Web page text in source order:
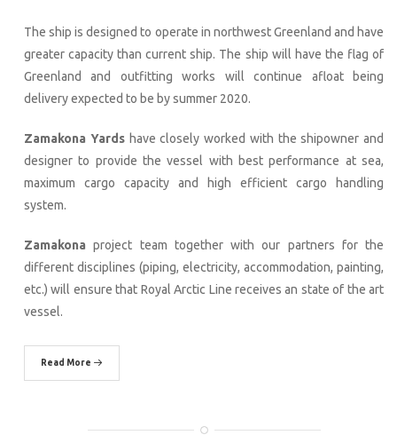
The ship is designed to operate in northwest Greenland and have
greater capacity than current ship. The ship will have the flag of
Greenland and outfitting works will continue afloat being
delivery expected to be by summer 2020.
Zamakona Yardshave closely worked with the shipowner and
designer to provide the vessel with best performance at sea,
maximum cargo capacity and high efficient cargo handling
system.
Zamakona project team together with our partners for the
different disciplines (piping, electricity, accommodation, painting,
etc.) will ensure that Royal Arctic Line receives an state of the art
vessel.
Read More